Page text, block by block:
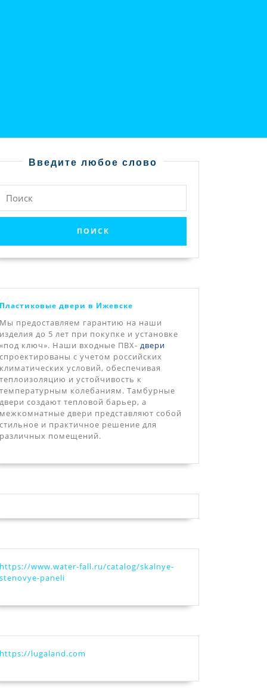
Введите любое слово
Пластиковые двери в Ижевске
Мы предоставляем гарантию на наши
изделия до 5 лет при покупке и установке
«под ключ». Наши входные ПВХ- двери
спроектированы с учетом российских
климатических условий, обеспечивая
теплоизоляцию и устойчивость к
температурным колебаниям. Тамбурные
двери создают тепловой барьер, а
межкомнатные двери представляют собой
стильное и практичное решение для
различных помещений.
https://www.water-fall.ru/catalog/skalnye-
stenovye-paneli
https://lugaland.com